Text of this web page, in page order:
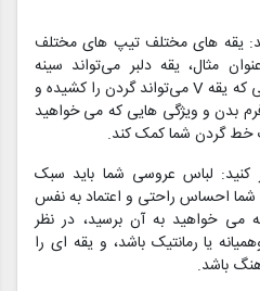
یقه های مختلف تیپ های مختلف
مثال، یقه دلبر می‌تواند سینه
کوچک‌تر را افزایش دهد، در حالی که یقه V می‌تواند گردن را کشیده و
بدن و ویژگی هایی که می خواهید
خط گردن شما کمک کند.
لباس عروسی شما باید سبک
احساس راحتی و اعتماد به نفس
می خواهید به آن برسید، در نظر
یا رمانتیک باشد، و یقه ای را
باشد.